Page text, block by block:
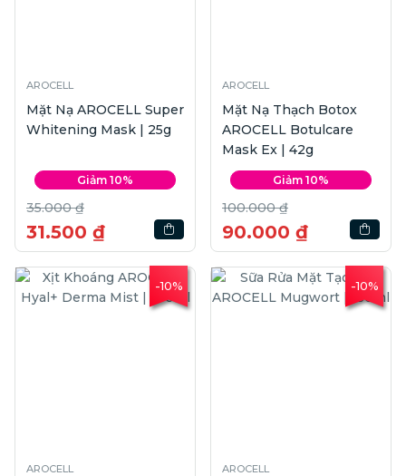
AROCELL
Mặt Nạ AROCELL Super
Whitening Mask | 25g
Giảm 10%
35.000 ₫
31.500 ₫
AROCELL
Mặt Nạ Thạch Botox
AROCELL Botulcare
Mask Ex | 42g
Giảm 10%
100.000 ₫
90.000 ₫
-10%
AROCELL
-10%
AROCELL